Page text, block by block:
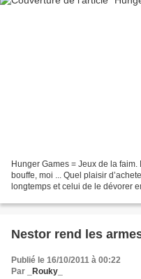
Hunger Games = Jeux de la
bouffe, moi ... Quel plaisir
longtemps et celui de le dévorer
Nestor rend les
Publié le 16/10/2011 à 00:22
Par
_Rouky_